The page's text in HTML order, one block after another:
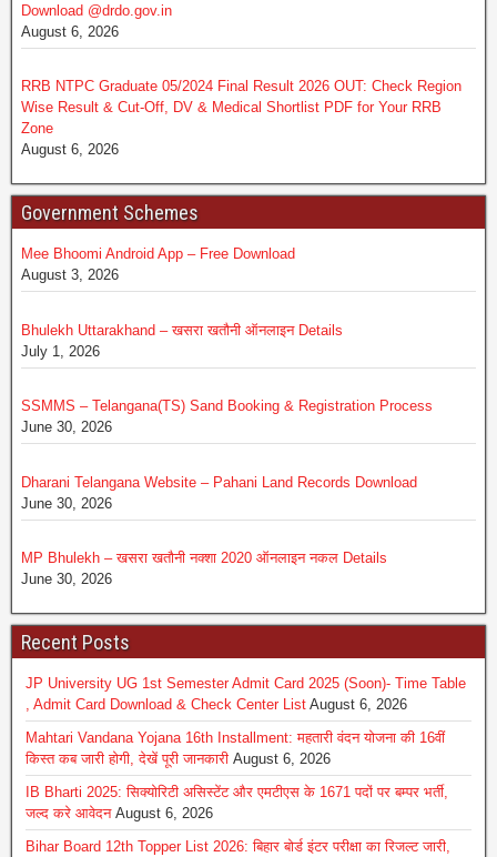
Download @drdo.gov.in
August 6, 2026
RRB NTPC Graduate 05/2024 Final Result 2026 OUT: Check Region
Wise Result & Cut-Off, DV & Medical Shortlist PDF for Your RRB
Zone
August 6, 2026
Government Schemes
Mee Bhoomi Android App – Free Download
August 3, 2026
Bhulekh Uttarakhand – खसरा खतौनी ऑनलाइन Details
July 1, 2026
SSMMS – Telangana(TS) Sand Booking & Registration Process
June 30, 2026
Dharani Telangana Website – Pahani Land Records Download
June 30, 2026
MP Bhulekh – खसरा खतौनी नक्शा 2020 ऑनलाइन नकल Details
June 30, 2026
Recent Posts
JP University UG 1st Semester Admit Card 2025 (Soon)- Time Table
, Admit Card Download & Check Center List August 6, 2026
Mahtari Vandana Yojana 16th Installment: महतारी वंदन योजना की 16वीं
किस्त कब जारी होगी, देखें पूरी जानकारी August 6, 2026
IB Bharti 2025: सिक्योरिटी असिस्टेंट और एमटीएस के 1671 पदों पर बम्पर भर्ती,
जल्द करे आवेदन August 6, 2026
Bihar Board 12th Topper List 2026: बिहार बोर्ड इंटर परीक्षा का रिजल्ट जारी,